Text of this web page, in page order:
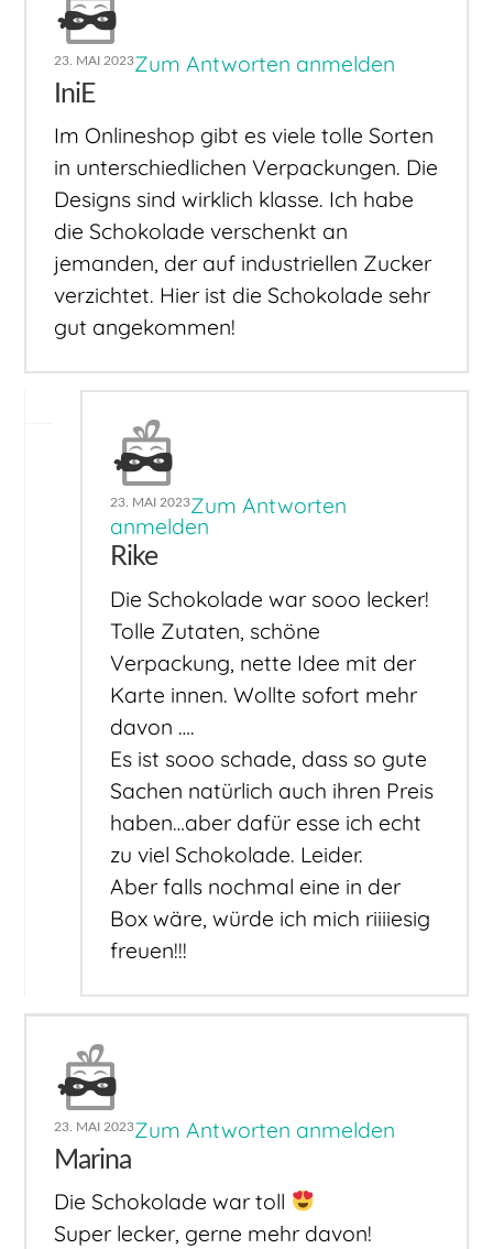
23. MAI 2023Zum Antworten anmelden
IniE
Im Onlineshop gibt es viele tolle Sorten
in unterschiedlichen Verpackungen. Die
Designs sind wirklich klasse. Ich habe
die Schokolade verschenkt an
jemanden, der auf industriellen Zucker
verzichtet. Hier ist die Schokolade sehr
gut angekommen!
23. MAI 2023Zum Antworten
anmelden
Rike
Die Schokolade war sooo lecker!
Tolle Zutaten, schöne
Verpackung, nette Idee mit der
Karte innen. Wollte sofort mehr
davon ….
Es ist sooo schade, dass so gute
Sachen natürlich auch ihren Preis
haben…aber dafür esse ich echt
zu viel Schokolade. Leider.
Aber falls nochmal eine in der
Box wäre, würde ich mich riiiiesig
freuen!!!
23. MAI 2023Zum Antworten anmelden
Marina
Die Schokolade war toll
Super lecker, gerne mehr davon!